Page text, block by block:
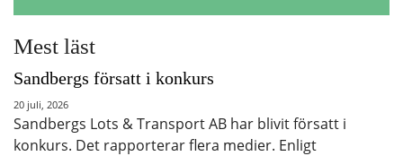
Mest läst
Sandbergs försatt i konkurs
20 juli, 2026
Sandbergs Lots & Transport AB har blivit försatt i
konkurs. Det rapporterar flera medier. Enligt